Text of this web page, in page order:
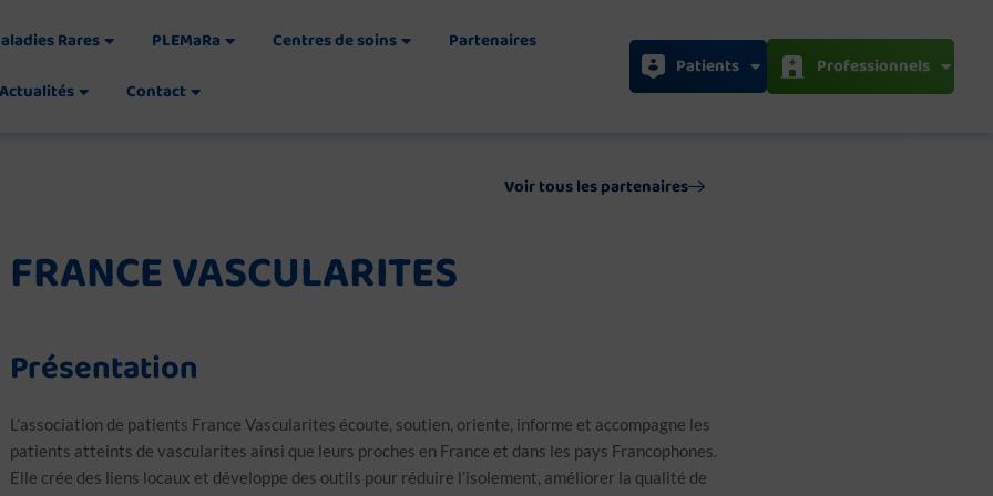
Rares PLEMaRa Centres de soins
Partenaires
Actualités
Contact
Patients Professionnels
Voir tous les partenaires
FRANCE VASCULARITES
Présentation
L’association de patients France Vascularites écoute, soutien, oriente, informe et accompagne les
patients atteints de vascularites ainsi que leurs proches en France et dans les pays Francophones.
Elle crée des liens locaux et développe des outils pour réduire l’isolement, améliorer la qualité de